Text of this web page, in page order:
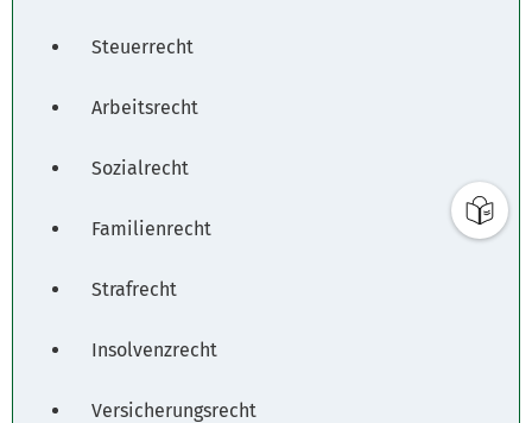
Steuerrecht
Arbeitsrecht
Sozialrecht
Familienrecht
Strafrecht
Insolvenzrecht
Versicherungsrecht